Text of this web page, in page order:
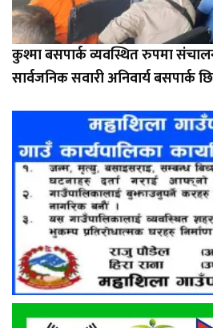
कुश्मा बसपार्क व्यवस्थित रुपमा
सार्वजनिक सवारी अनिवार्य बसपार्क